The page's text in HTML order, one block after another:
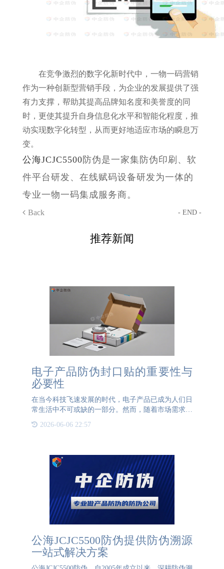
在竞争激烈的数字化新时代中，一物一码营销
作为一种创新型营销手段，为企业的发展提供了强
有力支撑，帮助其提高品牌知名度和美誉度的同
时，更使其提升自身信息化水平和智能化程度，推
动实现数字化转型，从而更好地适应市场的瞬息万
变。
公海JCJC5500 防伪是一家集防伪印刷、软
件平台研发、在线赋码设备研发为一体的
专业一物一码集成服务商。
Back - END -
推荐新闻
电子产品防伪封口贴的重要性与
必要性
在当今科技飞速发展的时代，电子产品已成为人们日
常生活中不可或缺的一部分。然而，随着市场需求的
增加，假冒伪劣产品也层出不穷，给消费者和企业带
来了巨大的经济损失和安全隐患。为了有效防止假冒
2026-06-06 22:57
公海JCJC5500防伪提供防伪溯源
一站式解决方案